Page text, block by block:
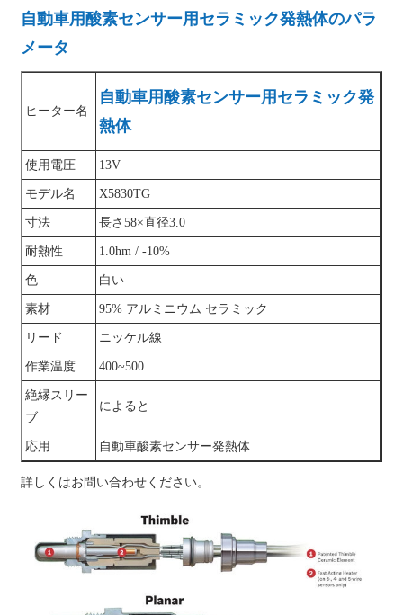
自動車用酸素センサー用セラミック発熱体のパラ
メータ
ヒーター名
自動車用酸素センサー用セラミック発
熱体
使用電圧 13V
モデル名 X5830TG
寸法 長さ58×直径3.0
耐熱性 1.0hm / -10%
色 白い
素材 95% アルミニウム セラミック
リード ニッケル線
作業温度 400~500…
絶縁スリー
ブ
によると
応用 自動車酸素センサー発熱体
詳しくはお問い合わせください。